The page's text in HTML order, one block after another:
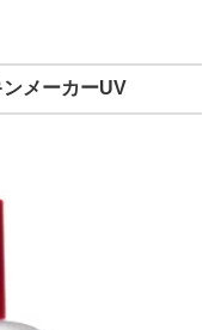
ンメーカーUV